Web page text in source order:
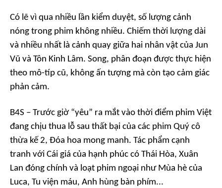
Có lẽ vì qua nhiều lần kiểm duyệt, số lượng cảnh
nóng trong phim không nhiều. Chiếm thời lượng dài
và nhiều nhất là cảnh quay giữa hai nhân vật của Jun
Vũ và Tôn Kinh Lâm. Song, phân đoạn được thực hiện
theo mô-típ cũ, không ấn tượng mà còn tạo cảm giác
phản cảm.
B4S – Trước giờ “yêu” ra mắt vào thời điểm phim Việt
đang chịu thua lỗ sau thất bại của các phim Quý cô
thừa kế 2, Đóa hoa mong manh. Tác phẩm cạnh
tranh với Cái giá của hạnh phúc có Thái Hòa, Xuân
Lan đóng chính và loạt phim ngoại như Mùa hè của
Luca, Tu viện máu, Anh hùng bàn phím...